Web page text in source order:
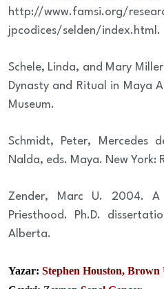
http://www.famsi.org/
jpcodices/selden/index.html.
Schele, Linda, and Mary
Dynasty and Ritual in Maya
Museum.
Schmidt, Peter, Mercedes
Nalda, eds. Maya. New York:
Zender, Marc U. 2004.
Priesthood. Ph.D.
Alberta.
Yazar: Stephen Houston, Brown